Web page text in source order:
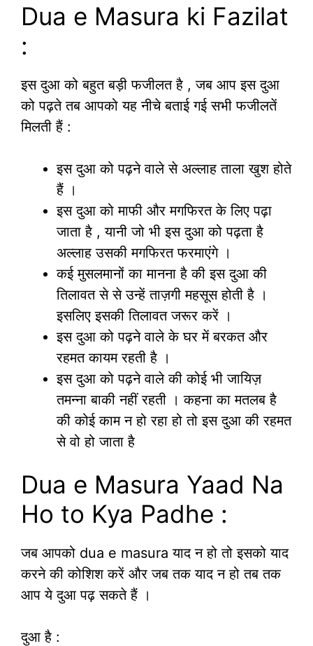
Dua e Masura ki Fazilat
:
इस दुआ को बहुत बड़ी फजीलत है , जब आप इस दुआ
को पढ़ते तब आपको यह नीचे बताई गई सभी फजीलतें
मिलती हैं :
इस दुआ को पढ़ने वाले से अल्लाह ताला खुश होते
हैं ।
इस दुआ को माफी और मगफिरत के लिए पढ़ा
जाता है , यानी जो भी इस दुआ को पढ़ता है
अल्लाह उसकी मगफिरत फरमाएंगे ।
कई मुसलमानों का मानना है की इस दुआ की
तिलावत से से उन्हें ताज़गी महसूस होती है ।
इसलिए इसकी तिलावत जरूर करें ।
इस दुआ को पढ़ने वाले के घर में बरकत और
रहमत कायम रहती है ।
इस दुआ को पढ़ने वाले की कोई भी जायिज़
तमन्ना बाकी नहीं रहती । कहना का मतलब है
की कोई काम न हो रहा हो तो इस दुआ की रहमत
से वो हो जाता है
Dua e Masura Yaad Na
Ho to Kya Padhe :
जब आपको dua e masura याद न हो तो इसको याद
करने की कोशिश करें और जब तक याद न हो तब तक
आप ये दुआ पढ़ सकते हैं ।
दुआ है :